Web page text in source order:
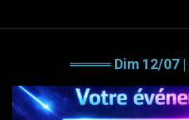
════ Dim 12/07 |